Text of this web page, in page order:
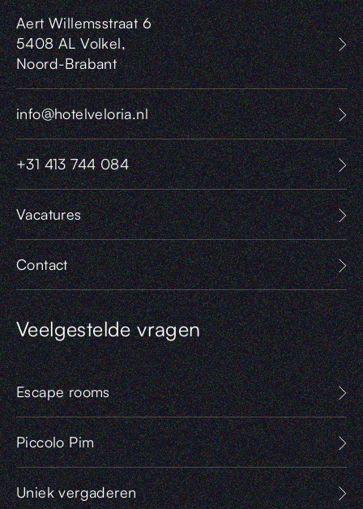
Aert Willemsstraat 6
5408 AL Volkel,
Noord-Brabant
info@hotelveloria.nl
+31 413 744 084
Vacatures
Contact
Veelgestelde vragen
Escape rooms
Piccolo Pim
Uniek vergaderen